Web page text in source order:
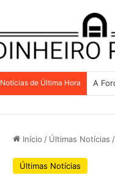
Notícias de Última Hora Após
Início / Últimas Notícias /
Últimas Notícias